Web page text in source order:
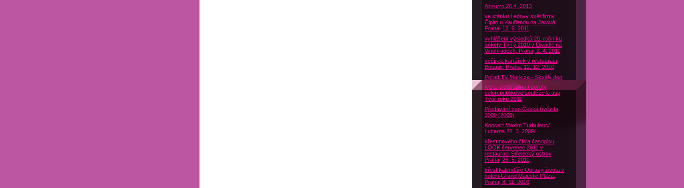
Azzurro 26.4. 2013
ve stánku Ledový svět firmy
Čipito u Kauflandu na Jarově,
Praha, 12. 6. 2011
vyhlášení výsledků 20. ročníku
ankety TýTý 2010 v Divadle na
Vinohradech, Praha, 2. 4. 2011
večírek kartářek v restauraci
Botanic, Praha, 12. 12. 2010
Pořad TV Markíza - Skvělý den
Iveta předsedkyní poroty
celorepublikové soutěže krásy
Tvář roku 2011
Předávání cen Česká hvězda
2009 (2009)
Koncert Maxim Turbulenc/
Lucerna 21. 3. 2009/
křest nového čísla časopisu
LOOK červenec 2011 v
restauraci Střelecký ostrov,
Praha, 26. 5. 2011
křest kalendáře Obrazy života v
hotelu Grand Majestic Plaza,
Praha, 8. 11. 2010